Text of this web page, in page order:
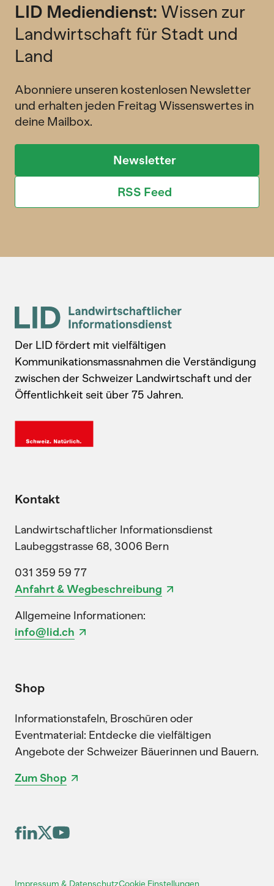
LID Mediendienst: Wissen zur
Landwirtschaft für Stadt und
Land
Abonniere unseren kostenlosen Newsletter
und erhalten jeden Freitag Wissenswertes in
deine Mailbox.
Newsletter
RSS Feed
Der LID fördert mit vielfältigen
Kommunikationsmassnahmen die Verständigung
zwischen der Schweizer Landwirtschaft und der
Öffentlichkeit seit über 75 Jahren.
Kontakt
Landwirtschaftlicher Informationsdienst
Laubeggstrasse 68, 3006 Bern
031 359 59 77
Anfahrt & Wegbeschreibung
Allgemeine Informationen:
info@lid.ch
Shop
Informationstafeln, Broschüren oder
Eventmaterial: Entdecke die vielfältigen
Angebote der Schweizer Bäuerinnen und Bauern.
Zum Shop
Cookie Einstellungen